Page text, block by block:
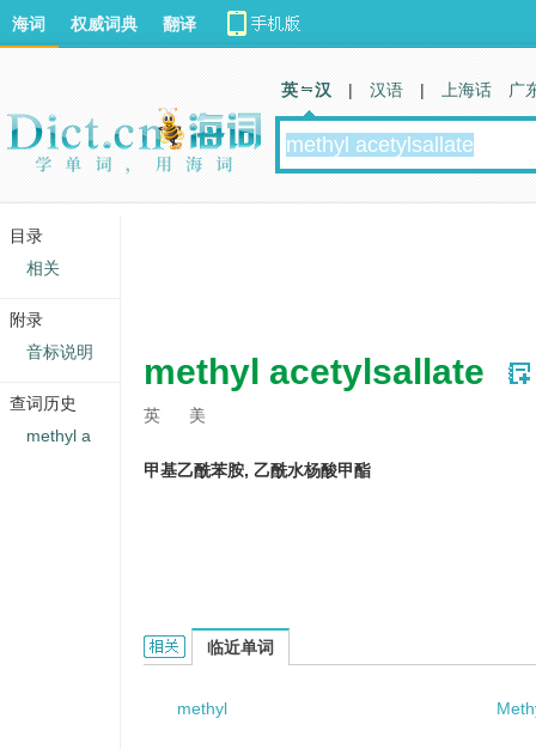
methyl acetylsallate
英 美
甲基乙酰苯胺, 乙酰水杨酸甲酯
methyl acetylsallate的相关资料：
临近单词
methyl
海词 权威词典 翻译
英 汉 | 汉语 | 上海话 广
目录
相关
附录
音标说明
查词历史
methyl a